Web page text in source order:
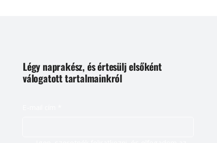
Légy naprakész, és értesülj elsőként
válogatott tartalmainkról